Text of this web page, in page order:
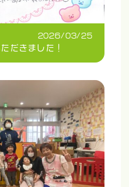
2026/03/25
だきました！